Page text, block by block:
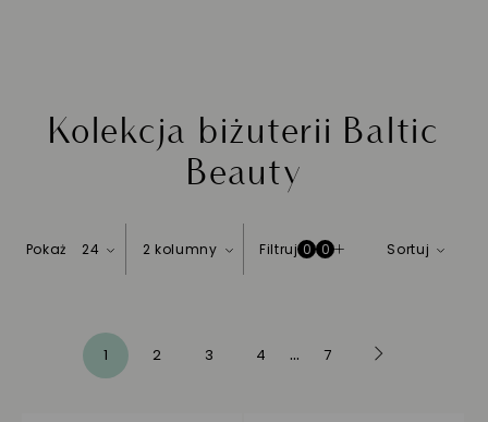
Kolekcja biżuterii Baltic
Beauty
2 kolumny Filtruj 0 0 Sortuj
Strona
Aktualnie czytasz stronę
1 Strona
2 Strona
3 Strona
4 ... Strona
7 Strona
Następne
Pokaż 24